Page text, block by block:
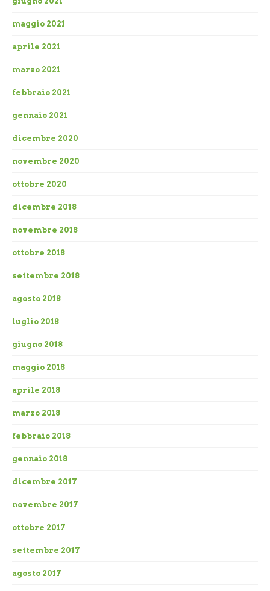
maggio 2021
aprile 2021
marzo 2021
febbraio 2021
gennaio 2021
dicembre 2020
novembre 2020
ottobre 2020
dicembre 2018
novembre 2018
ottobre 2018
settembre 2018
agosto 2018
luglio 2018
giugno 2018
maggio 2018
aprile 2018
marzo 2018
febbraio 2018
gennaio 2018
dicembre 2017
novembre 2017
ottobre 2017
settembre 2017
agosto 2017